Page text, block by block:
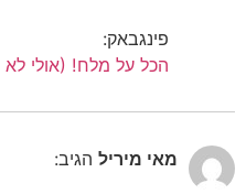
פינגבאק:
הכל על מלח! (אולי
מאי מיריל הגיב: